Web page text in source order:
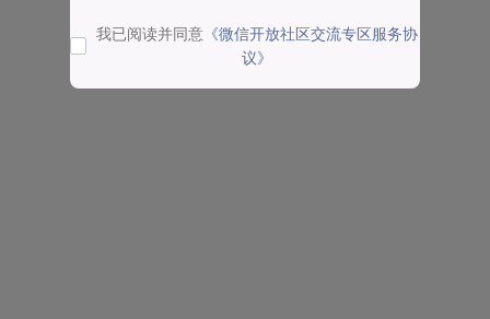
我已阅读并同意 《微信开放社区交流专区服务协
议》